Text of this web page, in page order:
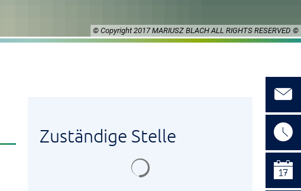
© Copyright 2017 MARIUSZ BLACH ALL RIGHTS RESERVED
Zuständige Stelle
Suchergebnisse werden geladen